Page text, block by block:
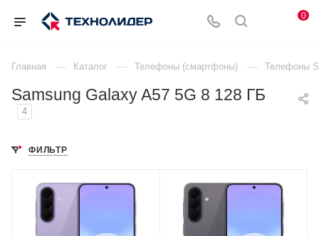
0
Главная — Каталог — Телефоны (смартфоны) — Телефоны
Samsung Galaxy A57 5G 8 128 ГБ
4
ФИЛЬТР